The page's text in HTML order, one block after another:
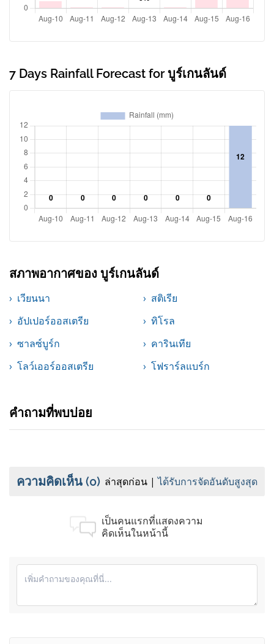
7 Days Rainfall Forecast for บูร์เกนลันด์
สภาพอากาศของ บูร์เกนลันด์
เวียนนา
สติเรีย
อัปเปอร์ออสเตรีย
ทิโรล
ซาลซ์บูร์ก
คารินเทีย
โลว์เออร์ออสเตรีย
โฟราร์ลแบร์ก
คำถามที่พบบ่อย
ความคิดเห็น (0) ล่าสุดก่อน ได้รับการจัดอันดับสูงสุด
เป็นคนแรกที่แสดงความ
คิดเห็นในหน้านี้